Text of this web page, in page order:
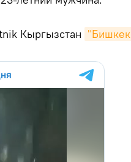
Кыргызстан "Бишкек